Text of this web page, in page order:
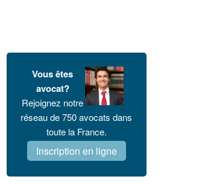
Vous êtes
avocat?
Rejoignez notre
réseau de 750 avocats dans
toute la France.
Inscription en ligne